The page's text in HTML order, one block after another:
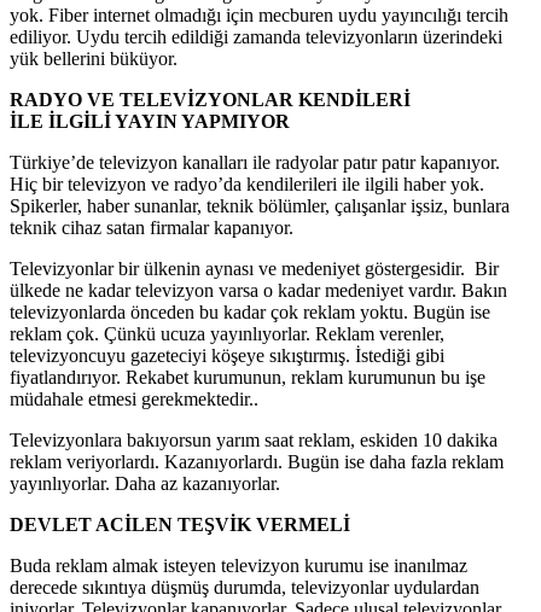
yok. Fiber internet olmadığı için mecburen uydu yayıncılığı tercih
ediliyor. Uydu tercih edildiği zamanda televizyonların üzerindeki
yük bellerini büküyor.
RADYO VE TELEVİZYONLAR KENDİLERİ
İLE İLGİLİ YAYIN YAPMIYOR
Türkiye’de televizyon kanalları ile radyolar patır patır kapanıyor.
Hiç bir televizyon ve radyo’da kendilerileri ile ilgili haber yok.
Spikerler, haber sunanlar, teknik bölümler, çalışanlar işsiz, bunlara
teknik cihaz satan firmalar kapanıyor.
Televizyonlar bir ülkenin aynası ve medeniyet göstergesidir. Bir
ülkede ne kadar televizyon varsa o kadar medeniyet vardır. Bakın
televizyonlarda önceden bu kadar çok reklam yoktu. Bugün ise
reklam çok. Çünkü ucuza yayınlıyorlar. Reklam verenler,
televizyoncuyu gazeteciyi köşeye sıkıştırmış. İstediği gibi
fiyatlandırıyor. Rekabet kurumunun, reklam kurumunun bu işe
müdahale etmesi gerekmektedir..
Televizyonlara bakıyorsun yarım saat reklam, eskiden 10 dakika
reklam veriyorlardı. Kazanıyorlardı. Bugün ise daha fazla reklam
yayınlıyorlar. Daha az kazanıyorlar.
DEVLET ACİLEN TEŞVİK VERMELİ
Buda reklam almak isteyen televizyon kurumu ise inanılmaz
derecede sıkıntıya düşmüş durumda, televizyonlar uydulardan